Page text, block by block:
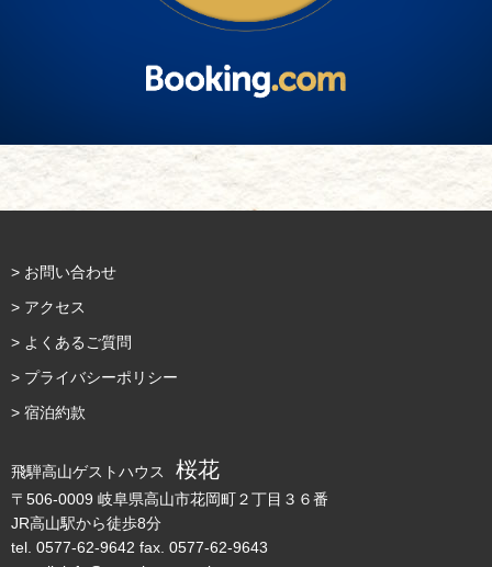
> お問い合わせ
> アクセス
> よくあるご質問
> プライバシーポリシー
> 宿泊約款
飛騨高山ゲストハウス 桜花
〒506-0009 岐阜県高山市花岡町２丁目３６番
JR高山駅から徒歩8分
tel. 0577-62-9642 fax. 0577-62-9643